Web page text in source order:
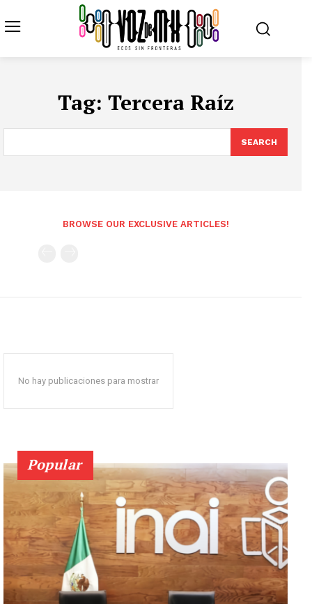
Tag: Tercera Raíz
SEARCH
BROWSE OUR EXCLUSIVE ARTICLES!
No hay publicaciones para mostrar
Popular